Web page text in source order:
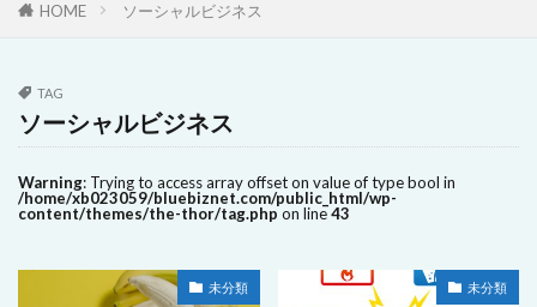
HOME ソーシャルビジネス
TAG
ソーシャルビジネス
Warning: Trying to access array offset on value of type bool in
/home/xb023059/bluebiznet.com/public_html/wp-
content/themes/the-thor/tag.php on line43
未分類 未分類